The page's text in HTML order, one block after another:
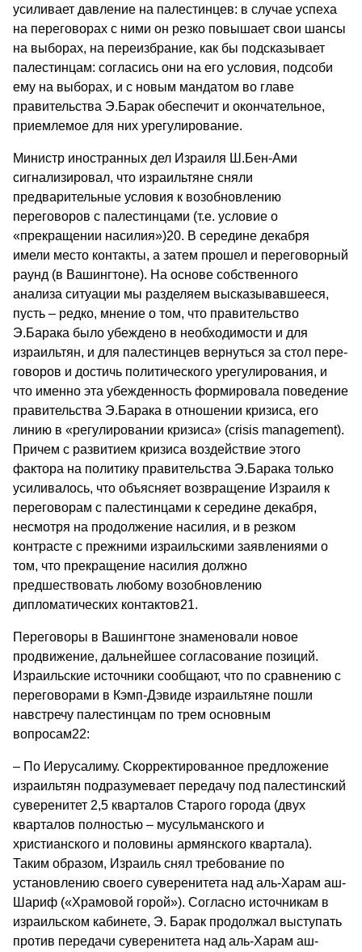
усиливает давление на палестинцев: в случае успеха
на переговорах с ними он резко повышает свои шансы
на выборах, на переизбрание, как бы подсказывает
палестинцам: согласись они на его условия, подсоби
ему на выборах, и с новым мандатом во главе
правительства Э.Барак обеспечит и окончательное,
приемлемое для них урегулирование.
Министр иностранных дел Израиля Ш.Бен-Ами
сигнализировал, что израильтяне сняли
предварительные условия к возобновлению
переговоров с палестинцами (т.е. условие о
«прекращении насилия»)20. В середине декабря
имели место контакты, а затем прошел и переговорный
раунд (в Вашингтоне). На основе собственного
анализа ситуации мы разделяем высказывавшееся,
пусть – редко, мнение о том, что правительство
Э.Барака было убеждено в необходимости и для
израильтян, и для палестинцев вернуться за стол пере-
говоров и достичь политического урегулирования, и
что именно эта убежденность формировала поведение
правительства Э.Барака в отношении кризиса, его
линию в «регулировании кризиса» (crisis management).
Причем с развитием кризиса воздействие этого
фактора на политику правительства Э.Барака только
усиливалось, что объясняет возвращение Израиля к
переговорам с палестинцами к середине декабря,
несмотря на продолжение насилия, и в резком
контрасте с прежними израильскими заявлениями о
том, что прекращение насилия должно
предшествовать любому возобновлению
дипломатических контактов21.
Переговоры в Вашингтоне знаменовали новое
продвижение, дальнейшее согласование позиций.
Израильские источники сообщают, что по сравнению с
переговорами в Кэмп-Дэвиде израильтяне пошли
навстречу палестинцам по трем основным
вопросам22:
– По Иерусалиму. Скорректированное предложение
израильтян подразумевает передачу под палестинский
суверенитет 2,5 кварталов Старого города (двух
кварталов полностью – мусульманского и
христианского и половины армянского квартала).
Таким образом, Израиль снял требование по
установлению своего суверенитета над аль-Харам аш-
Шариф («Храмовой горой»). Согласно источникам в
израильском кабинете, Э. Барак продолжал выступать
против передачи суверенитета над аль-Харам аш-